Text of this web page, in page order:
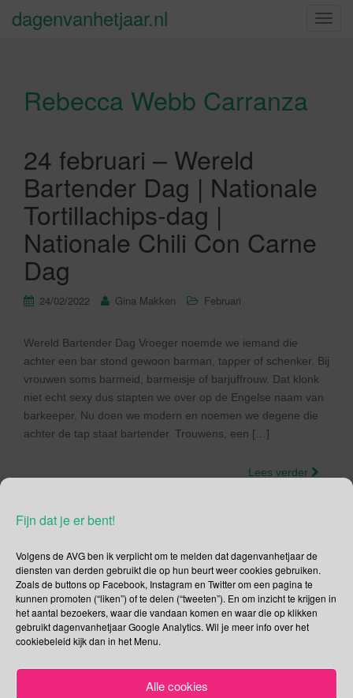
Fijn dat je er bent!
Volgens de AVG ben ik verplicht om te melden dat dagenvanhetjaar de
diensten van derden gebruikt die op hun beurt weer cookies gebruiken.
Zoals de buttons op Facebook, Instagram en Twitter om een pagina te
kunnen promoten (“liken”) of te delen (“tweeten”). En om inzicht te krijgen in
het aantal bezoekers, waar die vandaan komen en waar die op klikken
gebruikt dagenvanhetjaar Google Analytics. Wil je meer info over het
cookiebeleid kijk dan in het Menu.
Alle cookies
S
dagenvanhetjaar.nl
Rebecca Webb Carranza
24 februari – Wereld
Bartender Dag | Nationale
Tortillachips-dag |
Nationale Chili Con Carne
Dag
24/02/2022 Gina Makken Februari
Wereld Bartender Dag Vroeger noemde we iemand die
achter een bar stond gewoon barman, tapper of schenker. Bij
vrouwen soms barmeid, barmeisje of barjuffrouw. Dat klonk
niet echt sexy dus stapten we over op de Engelse naam van
barkeeper. Nu doen we modern en noemen we degene die
achter de tap staat bartender. Trouwens, een […]
Lees verder
Social Media
Je kunt me volgen op